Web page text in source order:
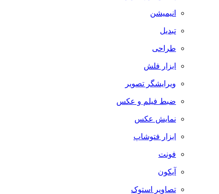
انیمیشن
تبدیل
طراحی
ابزار فلش
ویرایشگر تصویر
ضبط فيلم و عكس
نمایش عکس
ابزار فتوشاپ
فونت
آیکون
تصاویر استوک